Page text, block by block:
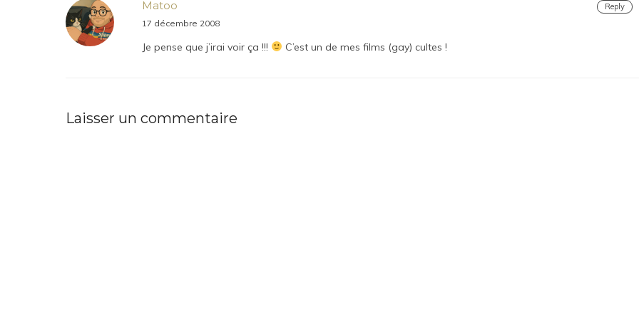
Reply
Matoo
17 décembre 2008
Je pense que j’irai voir ça !!! C’est un de mes films (gay) cultes !
Laisser un commentaire